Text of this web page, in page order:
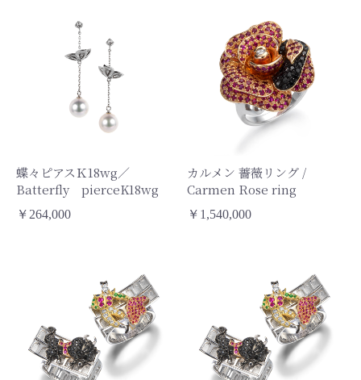
蝶々ピアスＫ18wg／
Batterfly pierceK18wg
￥264,000
カルメン 薔薇リング /
Carmen Rose ring
￥1,540,000